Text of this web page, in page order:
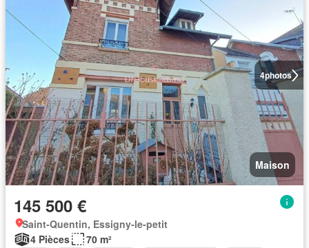
4photos
Maison
145 500 €
Saint-Quentin, Essigny-le-petit
4 Pièces
70 m²